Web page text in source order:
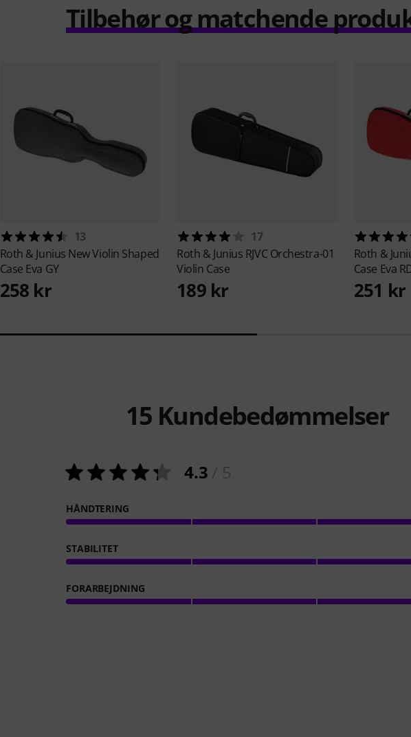
Tilbehør og matchende
13
Roth & Junius New Violin Shaped
Case Eva GY
258 kr
17
Roth & Junius RJVC Orchestra-01
Violin Case
189 kr
Roth &
Case Eva
251 kr
15 Kundebedømmelser
4.3
HÅNDTERING
STABILITET
FORARBEJDNING